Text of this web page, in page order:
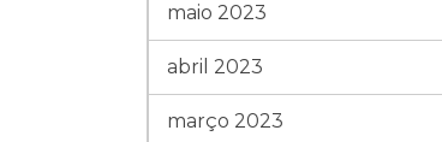
maio 2023
abril 2023
março 2023